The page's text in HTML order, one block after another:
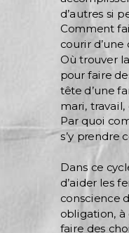
d’autres si
Comment
courir d’une
Où trouver
pour faire
tête d’une
mari, travail,
Par quoi
s’y prendre
Dans ce
d’aider les
conscience
obligation,
faire des